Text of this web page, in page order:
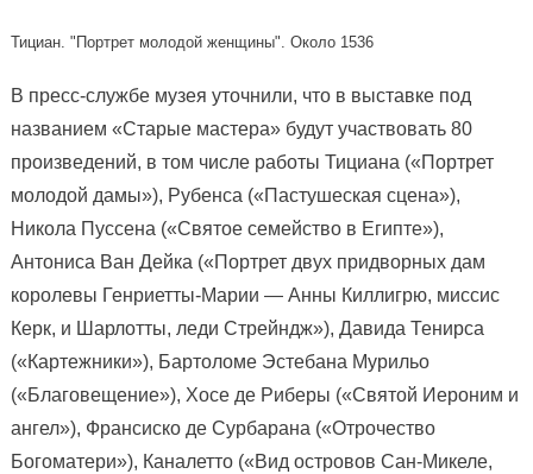
Тициан. "Портрет молодой женщины". Около 1536
В пресс-службе музея уточнили, что в выставке под
названием «Старые мастера» будут участвовать 80
произведений, в том числе работы Тициана («Портрет
молодой дамы»), Рубенса («Пастушеская сцена»),
Никола Пуссена («Святое семейство в Египте»),
Антониса Ван Дейка («Портрет двух придворных дам
королевы Генриетты-Марии — Анны Киллигрю, миссис
Керк, и Шарлотты, леди Стрейндж»), Давида Тенирса
(«Картежники»), Бартоломе Эстебана Мурильо
(«Благовещение»), Хосе де Риберы («Святой Иероним и
ангел»), Франсиско де Сурбарана («Отрочество
Богоматери»), Каналетто («Вид островов Сан-Микеле,